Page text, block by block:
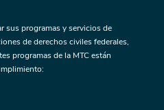
sus programas y servicios de
de derechos civiles federales,
programas de la MTC están